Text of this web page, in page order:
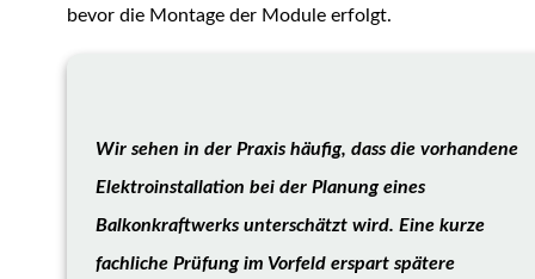
bevor die Montage der Module erfolgt.
Wir sehen in der Praxis häufig, dass die vorhandene
Elektroinstallation bei der Planung eines
Balkonkraftwerks unterschätzt wird. Eine kurze
fachliche Prüfung im Vorfeld erspart spätere